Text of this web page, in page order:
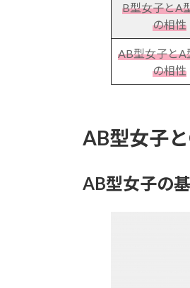
B型女子とA
の相性
AB型女子とA
の相性
AB型女子
AB型女子の